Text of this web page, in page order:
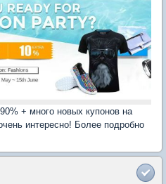
+ много новых купонов на
интересно! Более подробно